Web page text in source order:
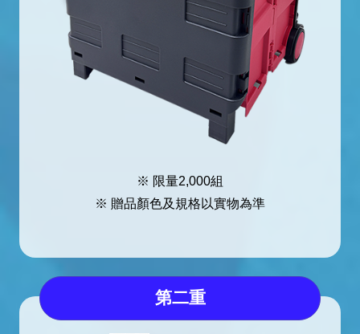
※ 限量2,000組
※ 贈品顏色及規格以實物為準
第二重